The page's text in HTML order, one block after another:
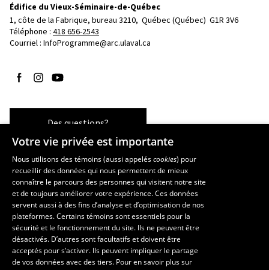
Édifice du Vieux-Séminaire-de-Québec
1, côte de la Fabrique, bureau 3210, Québec (Québec)  G1R 3V6
Téléphone : 418 656-2543
Courriel : InfoProgramme@arc.ulaval.ca
Suivez-nous sur Facebook
Suivez-nous sur Instagram
Suivez-nous sur YouTube
Des questions?
Les écoles et la recherche
École d’art
École supérieure d’aménagement du territoire et de développement
régional
École de design
Centre de recherche en aménagement et développement
Votre vie privée est importante
Nous utilisons des témoins (aussi appeléscookies) pour
recueillir des données qui nous permettent de mieux
connaître le parcours des personnes qui visitent notre site
et de toujours améliorer votre expérience. Ces données
servent aussi à des fins d’analyse et d’optimisation de nos
plateformes. Certains témoins sont essentiels pour la
sécurité et le fonctionnement du site. Ils ne peuvent être
désactivés. D’autres sont facultatifs et doivent être
acceptés pour s’activer. Ils peuvent impliquer le partage
de vos données avec des tiers. Pour en savoir plus sur